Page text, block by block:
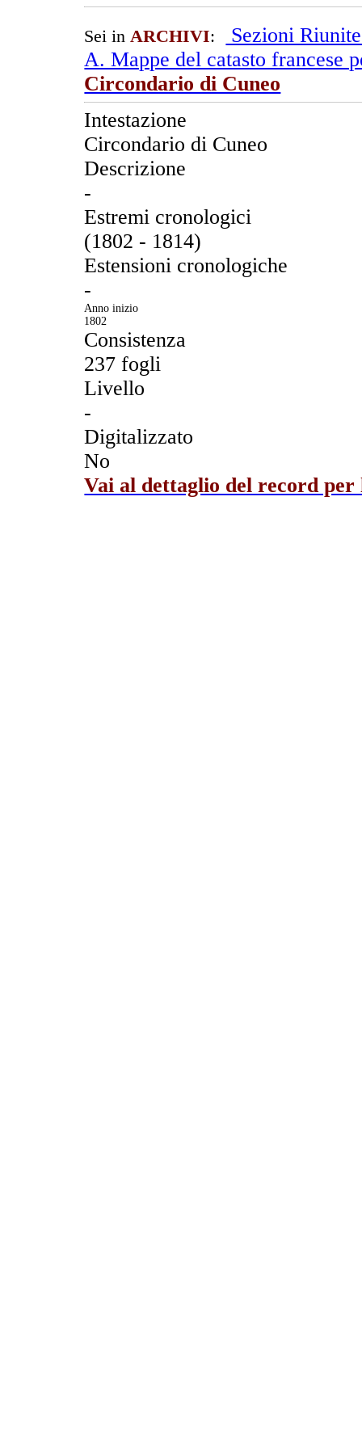
Sei inARCHIVI:
Sezioni
A. Mappe del catasto francese
Circondario di Cuneo
Intestazione
Circondario di Cuneo
Descrizione
-
Estremi cronologici
(1802 - 1814)
Estensioni cronologiche
-
Anno inizio
1802
Consistenza
237 fogli
Livello
-
Digitalizzato
No
Vai al dettaglio del record per